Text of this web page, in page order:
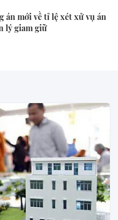
án mới về tỉ lệ xét xử vụ án
lý giam giữ